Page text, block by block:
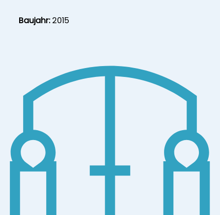
Baujahr:2015